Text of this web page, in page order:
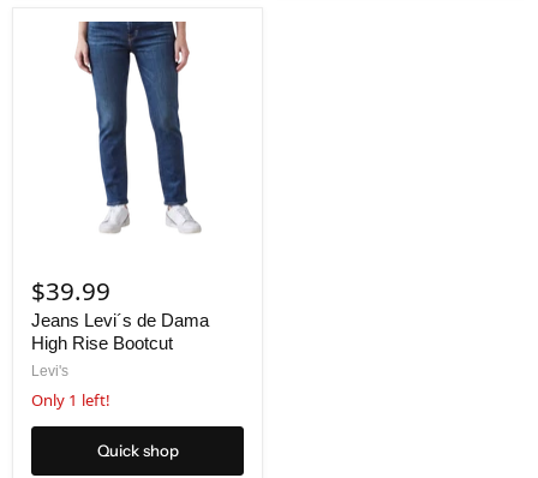
Jeans Levi´s de Dama High Rise Bootcut
$39.99
Jeans Levi´s de Dama
High Rise Bootcut
Levi's
Only 1 left!
Quick shop